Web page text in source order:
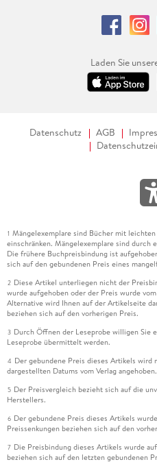
Laden Sie
Datenschutz AGB
1 Mängelexemplare sind Bücher mit
einschränken. Mängelexemplare sind durch
Die frühere Buchpreisbindung ist
sich auf den gebundenen Preis eines
2 Diese Artikel unterliegen nicht der
wurde aufgehoben oder der Preis wurde
Alternative wird Ihnen auf der Artikelseite
beziehen sich auf den vorherigen Preis.
3 Durch Öffnen der Leseprobe willigen Sie
Leseprobe übermittelt werden.
4 Der gebundene Preis dieses Artikels wird
dargestellten Datums vom Verlag angehoben.
5 Der Preisvergleich bezieht sich auf die
Herstellers.
6 Der gebundene Preis dieses Artikels
Preissenkungen beziehen sich auf den
7 Die Preisbindung dieses Artikels wurde
beziehen sich auf den letzten gebundenen